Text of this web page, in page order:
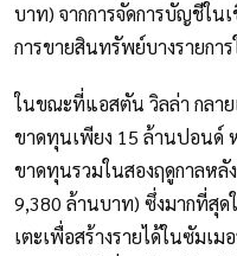
บาท) จากการจัดการบัญชีใน
การขายสินทรัพย์บางรายกา
ในขณะที่แอสตัน วิลล่า กลา
ขาดทุนเพียง 15 ล้านปอนด์
ขาดทุนรวมในสองฤดูกาลห
9,380 ล้านบาท) ซึ่งมากที่สุด
เตะเพื่อสร้างรายได้ในซัมเ